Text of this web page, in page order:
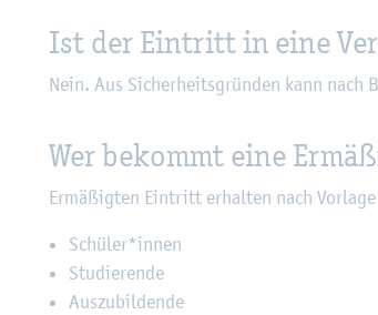
Ist der Ein­tritt in eine
Nein. Aus Si­cher­heits­grün­den kann
Wer be­kommt eine
Er­mä­ßig­ten Ein­tritt er­hal­ten nach Vor­la­ge
Schü­ler*innen
Stu­die­ren­de
Aus­zu­bil­den­de